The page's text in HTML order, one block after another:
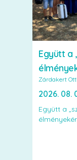
Együtt a
Zárdakert
2026. 08.
Együtt a